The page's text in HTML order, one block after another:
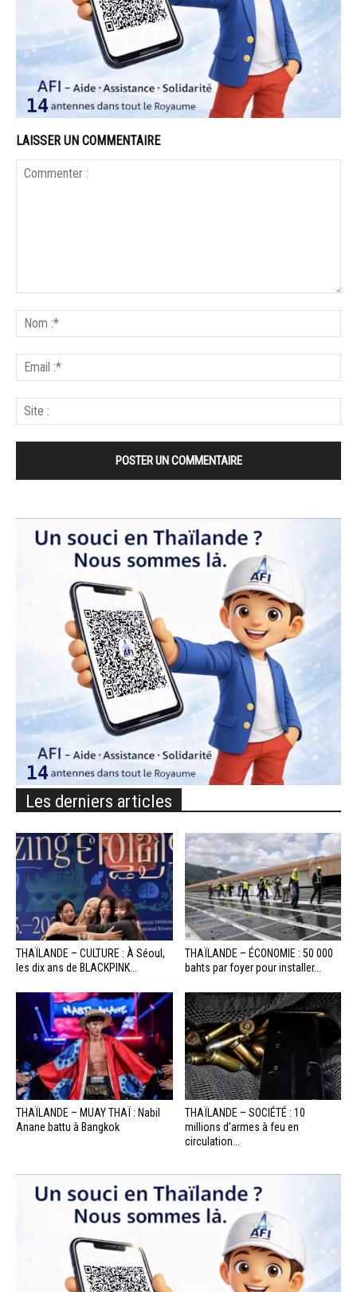
LAISSER UN COMMENTAIRE
Les derniers articles
THAÏLANDE – CULTURE : À Séoul,
les dix ans de BLACKPINK...
THAÏLANDE – ÉCONOMIE : 50 000
bahts par foyer pour installer...
THAÏLANDE – MUAY THAÏ : Nabil
Anane battu à Bangkok
THAÏLANDE – SOCIÉTÉ : 10
millions d’armes à feu en
circulation...